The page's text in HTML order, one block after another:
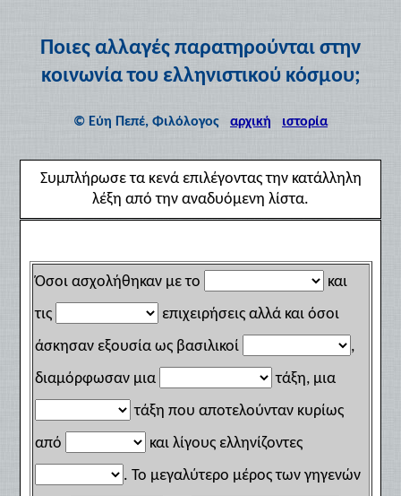
Ποιες αλλαγές παρατηρούνται στην
κοινωνία του ελληνιστικού κόσμου;
© Εύη Πεπέ, Φιλόλογος αρχική ιστορία
Συμπλήρωσε τα κενά επιλέγοντας την κατάλληλη
λέξη από την αναδυόμενη λίστα.
Όσοι ασχολήθηκαν με το
και
τις
επιχειρήσεις αλλά και όσοι
άσκησαν εξουσία ως βασιλικοί
,
διαμόρφωσαν μια
τάξη, μια
τάξη που αποτελούνταν κυρίως
από
και λίγους ελληνίζοντες
. Το μεγαλύτερο μέρος των γηγενών